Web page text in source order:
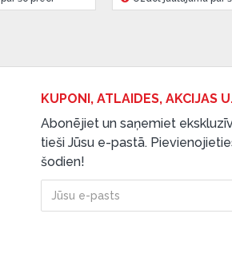
KUPONI, ATLAIDES, AKCIJAS
Abonējiet un saņemiet
tieši Jūsu e-pastā.
šodien!